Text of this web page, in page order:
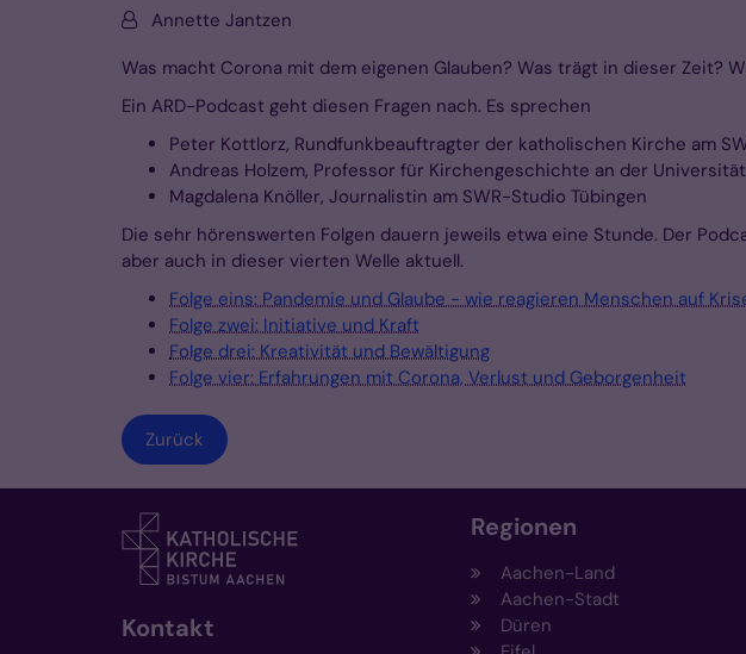
Von:Annette Jantzen
Was macht Corona mit dem eigenen Glauben? Was trägt in dieser Zeit?
Ein ARD-Podcast geht diesen Fragen nach. Es sprechen
Peter Kottlorz, Rundfunkbeauftragter der katholischen Kirche am
Andreas Holzem, Professor für Kirchengeschichte an der
Magdalena Knöller, Journalistin am SWR-Studio Tübingen
Die sehr hörenswerten Folgen dauern jeweils etwa eine Stunde. Der
aber auch in dieser vierten Welle aktuell.
Folge eins: Pandemie und Glaube - wie reagieren Menschen auf
Folge zwei: Initiative und Kraft
Folge drei: Kreativität und Bewältigung
Folge vier: Erfahrungen mit Corona, Verlust und Geborgenheit
Zurück
Kontakt
Regionen
Aachen-Land
Aachen-Stadt
Düren